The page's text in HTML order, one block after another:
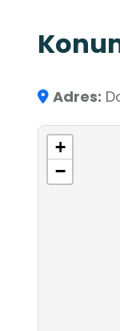
Adres:
+
−